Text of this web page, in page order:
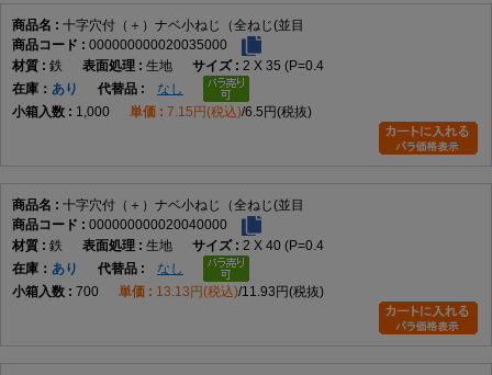
十字穴付（＋）ナベ小ねじ（全ねじ(並目
000000000020035000
鉄
生地
2 X 35 (P=0.4
在庫
あり
なし
1,000
7.15円(税込) 6.5円(税抜)
十字穴付（＋）ナベ小ねじ（全ねじ(並目
000000000020040000
鉄
生地
2 X 40 (P=0.4
在庫
あり
なし
700
13.13円(税込) 11.93円(税抜)